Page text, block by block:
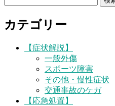
カテゴリー
【症状解説】
一般外傷
スポーツ障害
その他・慢性症状
交通事故のケガ
【応急処置】